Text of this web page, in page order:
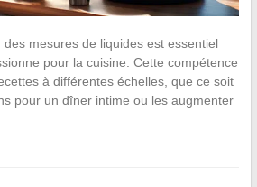
mesures de liquides est essentiel
pour la cuisine. Cette compétence
à différentes échelles, que ce soit
pour un dîner intime ou les augmenter